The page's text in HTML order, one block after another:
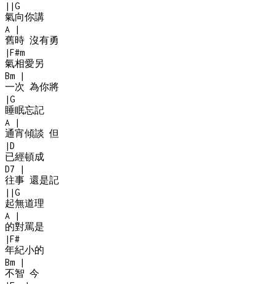
| |G
氣向你講
A
|
舊時 沒有勇
|F#m
氣相愛另
Bm
|
一次 為你將
|G
睡眠忘記
A
|
通宵傾談 但
|D
已經頓成
D7
|
往事 還是記
| |G
起無道理
A
|
的對罵是
|F#
年紀小的
Bm
|
不智 今